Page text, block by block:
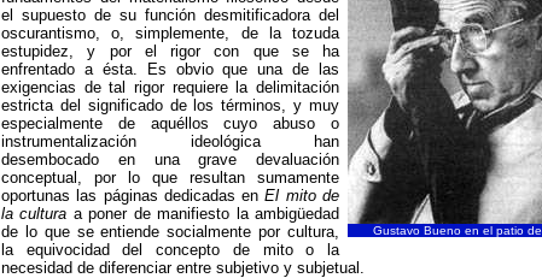
Gustavo Bueno en el patio
el supuesto de su función desmitificadora del
oscurantismo, o, simplemente, de la tozuda
estupidez, y por el rigor con que se ha
enfrentado a ésta. Es obvio que una de las
exigencias de tal rigor requiere la delimitación
estricta del significado de los términos, y muy
especialmente de aquéllos cuyo abuso o
instrumentalización ideológica han
desembocado en una grave devaluación
conceptual, por lo que resultan sumamente
oportunas las páginas dedicadas enEl mito de
la cultura a poner de manifiesto la ambigüedad
de lo que se entiende socialmente por cultura,
la equivocidad del concepto de mito o la
necesidad de diferenciar entre subjetivo y subjetual.